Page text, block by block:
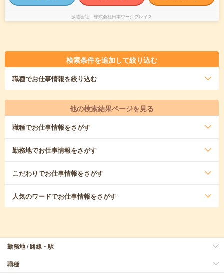
派遣会社 株式会社日本ワークプレイス
検索条件を追加して絞り込む
職種でお仕事情報を絞り込む
他の検索結果ページを見る
職種でお仕事情報をさがす
勤務地でお仕事情報をさがす
こだわりでお仕事情報をさがす
人気のワードでお仕事情報をさがす
勤務地 / 路線・駅
職種